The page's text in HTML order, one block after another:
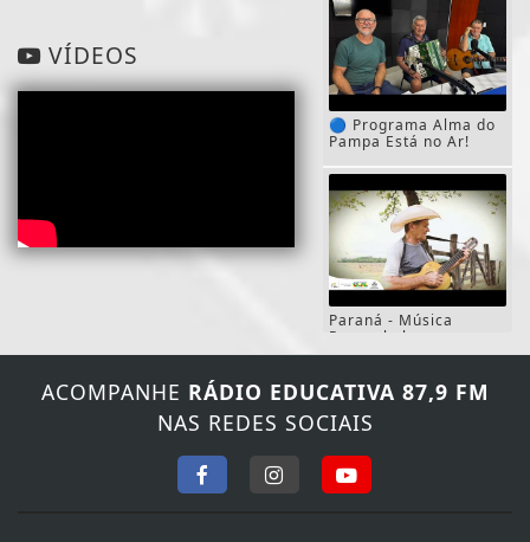
VÍDEOS
🔵 Programa Alma do
Pampa Está no Ar!
Paraná - Música
Paranabala
(Composição Própria)
ACOMPANHE RÁDIO EDUCATIVA 87,9 FM
NAS REDES SOCIAIS